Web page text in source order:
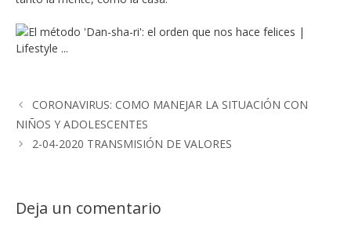
CORONAVIRUS: COMO MANEJAR LA SITUACIÓN CON
NIÑOS Y ADOLESCENTES
2-04-2020 TRANSMISIÓN DE VALORES
Deja un comentario